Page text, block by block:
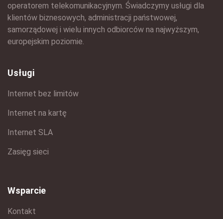
operatorem telekomunikacyjnym. Świadczymy usługi dla
klientów biznesowych, administracji państwowej,
samorządowej i wielu innych odbiorców na najwyższym,
europejskim poziomie.
Usługi
Internet bez limitów
Internet na kartę
Internet SLA
Zasięg sieci
Wsparcie
Kontakt